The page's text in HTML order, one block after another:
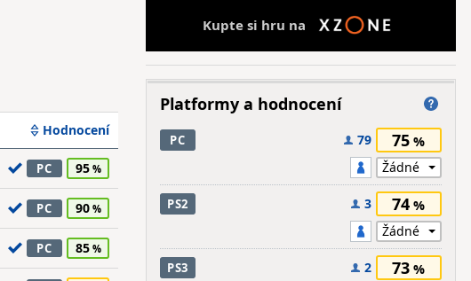
Hodnocení
PC 95
PC 90
PC 85
Kupte si hru na
Platformy a hodnocení
PC 79 75
PS2 3 74
PS3 2 73